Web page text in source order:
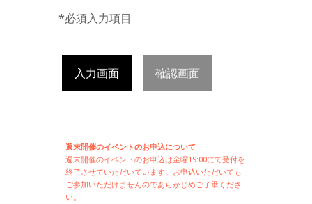
*必須入力項目
入力画面 確認画面
週末開催のイベントのお申込について
週末開催のイベントのお申込は金曜19:00にて受付を
終了させていただいています。お申込いただいても
ご参加いただけませんのであらかじめご了承くださ
い。